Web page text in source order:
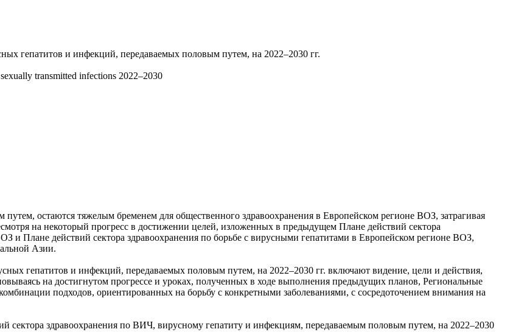
гепатитов и инфекций, передаваемых половым путем, на 2022–2030 гг.
transmitted infections 2022–2030
остаются тяжелым бременем для общественного здравоохранения в Европейском регионе ВОЗ, затрагивая
на некоторый прогресс в достижении целей, изложенных в предыдущем Плане действий сектора
и Плане действий сектора здравоохранения по борьбе с вирусными гепатитами в Европейском регионе ВОЗ,
Азии.
гепатитов и инфекций, передаваемых половым путем, на 2022–2030 гг. включают видение, цели и действия,
на достигнутом прогрессе и уроках, полученных в ходе выполнения предыдущих планов, Региональные
подходов, ориентированных на борьбу с конкретными заболеваниями, с сосредоточением внимания на
сектора здравоохранения по ВИЧ, вирусному гепатиту и инфекциям, передаваемым половым путем, на 2022–2030